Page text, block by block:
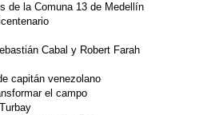
de la Comuna 13 de Medellín
Cabal y Robert Farah
capitán venezolano
el campo